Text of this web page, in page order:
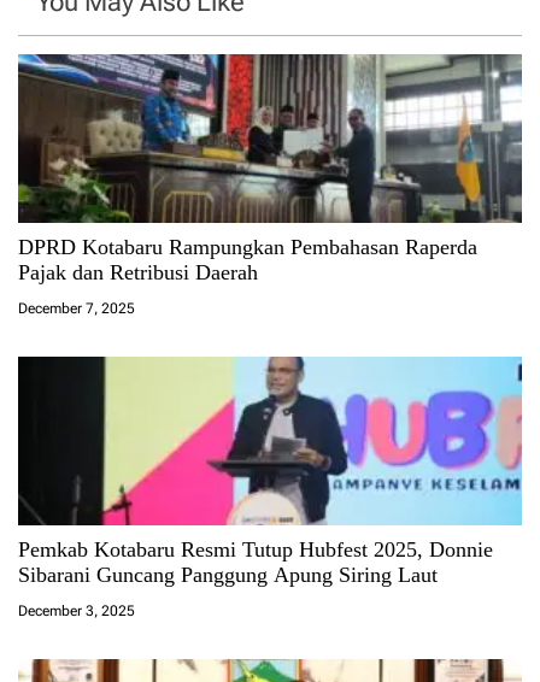
DPRD Kotabaru Rampungkan Pembahasan Raperda
Pajak dan Retribusi Daerah
December 7, 2025
Pemkab Kotabaru Resmi Tutup Hubfest 2025, Donnie
Sibarani Guncang Panggung Apung Siring Laut
December 3, 2025